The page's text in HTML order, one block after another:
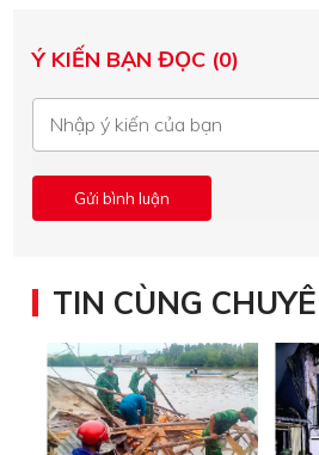
Ý KIẾN BẠN ĐỌC (0)
TIN CÙNG